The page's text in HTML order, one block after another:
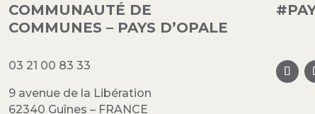
COMMUNAUTÉ DE
COMMUNES – PAYS D’OPALE
03 21 00 83 33
9 avenue de la Libération
62340 Guînes – FRANCE